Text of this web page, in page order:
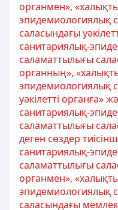
органмен»,
эпидемиологиялық
саласындағы
санитариялық-
саламаттылығы
органның»,
эпидемиологиялық
уәкілетті органға»
санитариялық-
саламаттылығы
деген сөздер
санитариялық-
саламаттылығы
органмен»,
эпидемиологиялық
саласындағы